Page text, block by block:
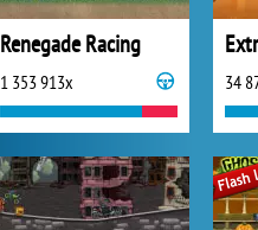
Renegade Racing
1 353 913x 34